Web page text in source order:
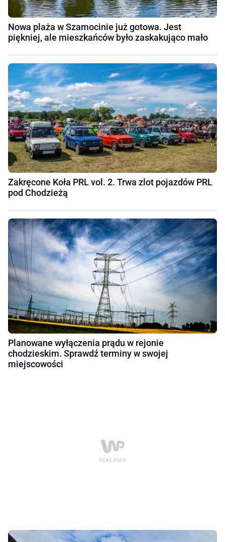
Nowa plaża w Szamocinie już gotowa. Jest
piękniej, ale mieszkańców było zaskakująco mało
Zakręcone Koła PRL vol. 2. Trwa zlot pojazdów PRL
pod Chodzieżą
Planowane wyłączenia prądu w rejonie
chodzieskim. Sprawdź terminy w swojej
miejscowości